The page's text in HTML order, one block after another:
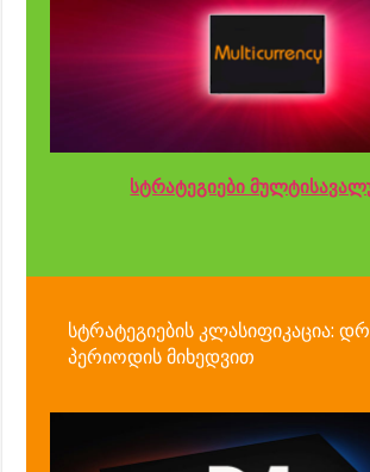
სტრატეგიები
სტრატეგიების კლასიფიკაცია:
პერიოდის მიხედვით